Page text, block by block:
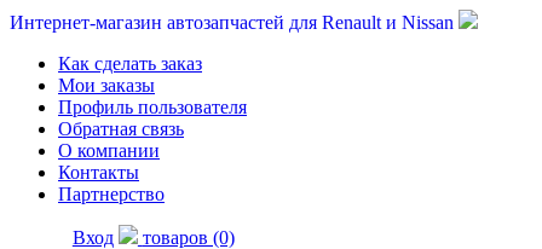
Интернет-магазин автозапчастей для Renault и Nissan
Как сделать заказ
Мои заказы
Профиль пользователя
Обратная связь
О компании
Контакты
Партнерство
Вход товаров (0)